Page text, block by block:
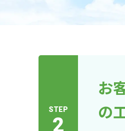
STEP
2
お
の